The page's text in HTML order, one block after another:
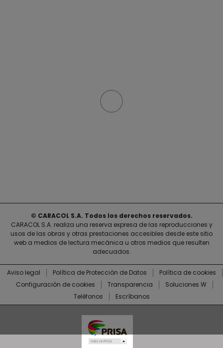
© CARACOL S.A. Todos los derechos reservados.
CARACOL S.A. realiza una reserva expresa de las reproducciones y
usos de las obras y otras prestaciones accesibles desde este sitio
web a medios de lectura mecánica u otros medios que resulten
adecuados.
Aviso legal Política de Protección de Datos
Política de cookies
Configuración de cookies
Transparencia
Soluciones W
Teléfonos
Escríbanos